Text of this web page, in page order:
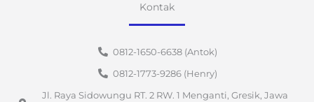
Kontak
0812-1650-6638 (Antok)
0812-1773-9286 (Henry)
Jl. Raya Sidowungu RT. 2 RW. 1 Menganti, Gresik, Jawa